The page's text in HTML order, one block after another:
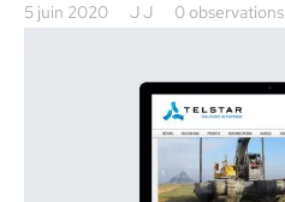
5 juin 2020 J J 0 observations